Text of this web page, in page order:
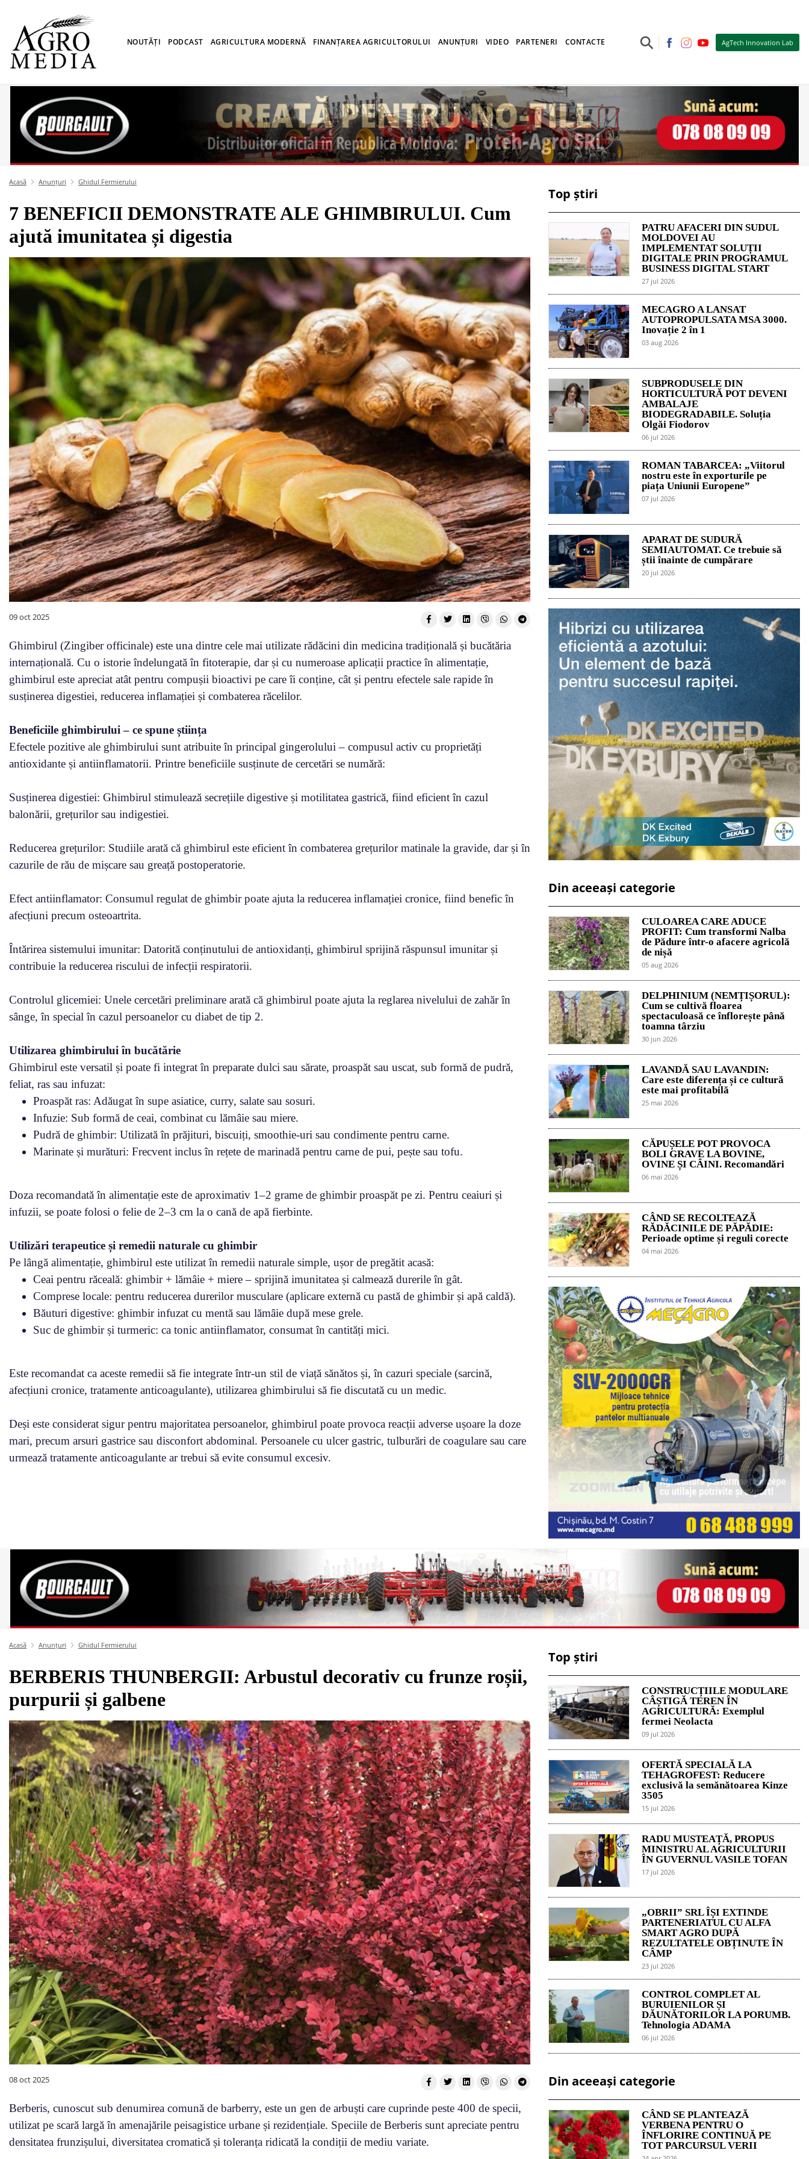
NOUTĂȚI PODCAST AGRICULTURA MODERNĂ FINANȚAREA AGRICULTORULUI ANUNȚURI VIDEO PARTENERI CONTACTE ⚲ AgTech Innovation Lab
Acasă Anunțuri Ghidul Fermierului
7 BENEFICII DEMONSTRATE ALE GHIMBIRULUI. Cum
ajută imunitatea și digestia
09 oct 2025
Ghimbirul (Zingiber officinale) este una dintre cele mai utilizate rădăcini din medicina tradițională și bucătăria
internațională. Cu o istorie îndelungată în fitoterapie, dar și cu numeroase aplicații practice în alimentație,
ghimbirul este apreciat atât pentru compușii bioactivi pe care îi conține, cât și pentru efectele sale rapide în
susținerea digestiei, reducerea inflamației și combaterea răcelilor.
Beneficiile ghimbirului – ce spune știința
Efectele pozitive ale ghimbirului sunt atribuite în principal gingerolului – compusul activ cu proprietăți
antioxidante și antiinflamatorii. Printre beneficiile susținute de cercetări se numără:
Susținerea digestiei: Ghimbirul stimulează secrețiile digestive și motilitatea gastrică, fiind eficient în cazul
balonării, grețurilor sau indigestiei.
Reducerea grețurilor: Studiile arată că ghimbirul este eficient în combaterea grețurilor matinale la gravide, dar și în
cazurile de rău de mișcare sau greață postoperatorie.
Efect antiinflamator: Consumul regulat de ghimbir poate ajuta la reducerea inflamației cronice, fiind benefic în
afecțiuni precum osteoartrita.
Întărirea sistemului imunitar: Datorită conținutului de antioxidanți, ghimbirul sprijină răspunsul imunitar și
contribuie la reducerea riscului de infecții respiratorii.
Controlul glicemiei: Unele cercetări preliminare arată că ghimbirul poate ajuta la reglarea nivelului de zahăr în
sânge, în special în cazul persoanelor cu diabet de tip 2.
Utilizarea ghimbirului în bucătărie
Ghimbirul este versatil și poate fi integrat în preparate dulci sau sărate, proaspăt sau uscat, sub formă de pudră,
feliat, ras sau infuzat:
Proaspăt ras: Adăugat în supe asiatice, curry, salate sau sosuri.
Infuzie: Sub formă de ceai, combinat cu lămâie sau miere.
Pudră de ghimbir: Utilizată în prăjituri, biscuiți, smoothie-uri sau condimente pentru carne.
Marinate și murături: Frecvent inclus în rețete de marinadă pentru carne de pui, pește sau tofu.
Doza recomandată în alimentație este de aproximativ 1–2 grame de ghimbir proaspăt pe zi. Pentru ceaiuri și
infuzii, se poate folosi o felie de 2–3 cm la o cană de apă fierbinte.
Utilizări terapeutice și remedii naturale cu ghimbir
Pe lângă alimentație, ghimbirul este utilizat în remedii naturale simple, ușor de pregătit acasă:
Ceai pentru răceală: ghimbir + lămâie + miere – sprijină imunitatea și calmează durerile în gât.
Comprese locale: pentru reducerea durerilor musculare (aplicare externă cu pastă de ghimbir și apă caldă).
Băuturi digestive: ghimbir infuzat cu mentă sau lămâie după mese grele.
Suc de ghimbir și turmeric: ca tonic antiinflamator, consumat în cantități mici.
Este recomandat ca aceste remedii să fie integrate într-un stil de viață sănătos și, în cazuri speciale (sarcină,
afecțiuni cronice, tratamente anticoagulante), utilizarea ghimbirului să fie discutată cu un medic.
Deși este considerat sigur pentru majoritatea persoanelor, ghimbirul poate provoca reacții adverse ușoare la doze
mari, precum arsuri gastrice sau disconfort abdominal. Persoanele cu ulcer gastric, tulburări de coagulare sau care
urmează tratamente anticoagulante ar trebui să evite consumul excesiv.
Top știri
PATRU AFACERI DIN SUDUL
MOLDOVEI AU
IMPLEMENTAT SOLUȚII
DIGITALE PRIN PROGRAMUL
BUSINESS DIGITAL START
27 jul 2026
MECAGRO A LANSAT
AUTOPROPULSATA MSA 3000.
Inovație 2 în 1
03 aug 2026
SUBPRODUSELE DIN
HORTICULTURĂ POT DEVENI
AMBALAJE
BIODEGRADABILE. Soluția
Olgăi Fiodorov
06 jul 2026
ROMAN TABARCEA: „Viitorul
nostru este în exporturile pe
piața Uniunii Europene”
07 jul 2026
APARAT DE SUDURĂ
SEMIAUTOMAT. Ce trebuie să
știi înainte de cumpărare
20 jul 2026
Din aceeași categorie
CULOAREA CARE ADUCE
PROFIT: Cum transformi Nalba
de Pădure într-o afacere agricolă
de nișă
05 aug 2026
DELPHINIUM (NEMȚIȘORUL):
Cum se cultivă floarea
spectaculoasă ce înflorește până
toamna târziu
30 jun 2026
LAVANDĂ SAU LAVANDIN:
Care este diferența și ce cultură
este mai profitabilă
25 mai 2026
CĂPUȘELE POT PROVOCA
BOLI GRAVE LA BOVINE,
OVINE ȘI CÂINI. Recomandări
06 mai 2026
CÂND SE RECOLTEAZĂ
RĂDĂCINILE DE PĂPĂDIE:
Perioade optime și reguli corecte
04 mai 2026
Acasă Anunțuri Ghidul Fermierului
BERBERIS THUNBERGII: Arbustul decorativ cu frunze roșii,
purpurii și galbene
08 oct 2025
Berberis, cunoscut sub denumirea comună de barberry, este un gen de arbuști care cuprinde peste 400 de specii,
utilizat pe scară largă în amenajările peisagistice urbane și rezidențiale. Speciile de Berberis sunt apreciate pentru
densitatea frunzișului, diversitatea cromatică și toleranța ridicată la condiții de mediu variate.
Top știri
CONSTRUCȚIILE MODULARE
CÂȘTIGĂ TEREN ÎN
AGRICULTURĂ: Exemplul
fermei Neolacta
09 jul 2026
OFERTĂ SPECIALĂ LA
TEHAGROFEST: Reducere
exclusivă la semănătoarea Kinze
3505
15 jul 2026
RADU MUSTEAȚĂ, PROPUS
MINISTRU AL AGRICULTURII
ÎN GUVERNUL VASILE TOFAN
17 jul 2026
„OBRII” SRL ÎȘI EXTINDE
PARTENERIATUL CU ALFA
SMART AGRO DUPĂ
REZULTATELE OBȚINUTE ÎN
CÂMP
23 jul 2026
CONTROL COMPLET AL
BURUIENILOR ȘI
DĂUNĂTORILOR LA PORUMB.
Tehnologia ADAMA
06 jul 2026
Din aceeași categorie
CÂND SE PLANTEAZĂ
VERBENA PENTRU O
ÎNFLORIRE CONTINUĂ PE
TOT PARCURSUL VERII